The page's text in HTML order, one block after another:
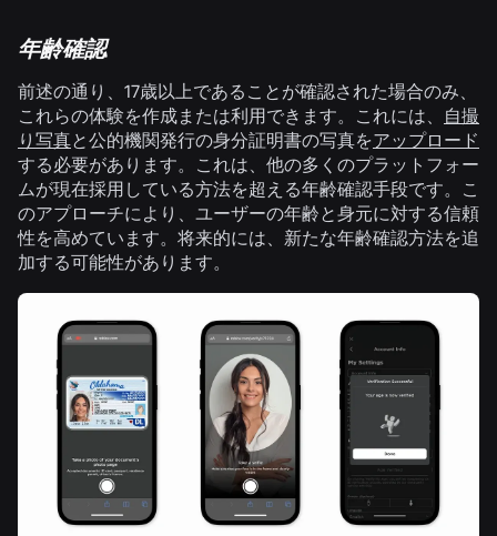
年齢確認
前述の通り、17歳以上であることが確認された場合のみ、
これらの体験を作成または利用できます。これには、 自撮
り写真と公的機関発行の身分証明書の写真をアップロード
する必要があります。これは、他の多くのプラットフォー
ムが現在採用している方法を超える年齢確認手段です。こ
のアプローチにより、ユーザーの年齢と身元に対する信頼
性を高めています。将来的には、新たな年齢確認方法を追
加する可能性があります。